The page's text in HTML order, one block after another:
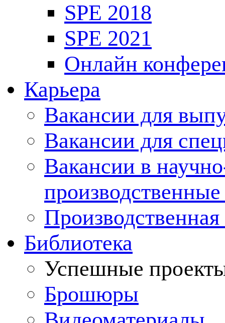
SPE 2018
SPE 2021
Онлайн
Карьера
Вакансии для
Вакансии для
Вакансии в
Производственная
Библиотека
Успешные
Брошюры